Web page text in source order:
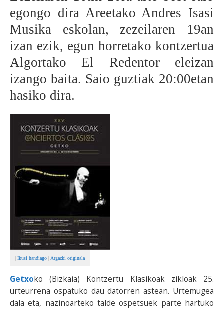
BEREZIAK
ARGAZKIAK
... AUKERA GEHIAGO
egongo dira Areetako Andres Isasi
Musika eskolan, zezeilaren 19an
izan ezik, egun horretako kontzertua
Algortako El Redentor eleizan
izango baita. Saio guztiak 20:00etan
hasiko dira.
| Ikusi handiago | Argazki originala
Getxoko (Bizkaia) Kontzertu Klasikoak zikloak 25.
urteurrena ospatuko dau datorren astean. Urtemugea
dala eta, nazinoarteko talde ospetsuek parte hartuko